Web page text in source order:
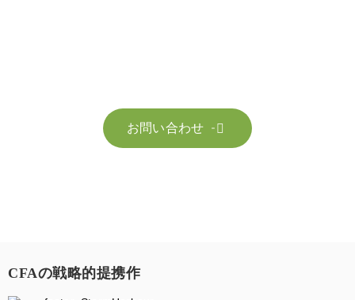

お問い合わせ
CFAの戦略的提携作